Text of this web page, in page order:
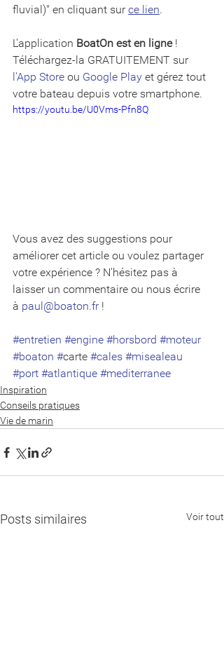
fluvial)" en cliquant sur ce lien.
L'application BoatOn est en ligne !
Téléchargez-la GRATUITEMENT sur
l'App Store ou Google Play et gérez tout
votre bateau depuis votre smartphone.
https://youtu.be/U0Vms-Pfn8Q
Vous avez des suggestions pour
améliorer cet article ou voulez partager
votre expérience ? N'hésitez pas à
laisser un commentaire ou nous écrire
à paul@boaton.fr !
#entretien #engine #horsbord #moteur
#boaton #carte #cales #misealeau
#port #atlantique #mediterranee
Inspiration
Conseils pratiques
Vie de marin
Posts similaires Voir tout